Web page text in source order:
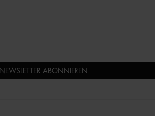
NEWSLETTER ABONNIEREN